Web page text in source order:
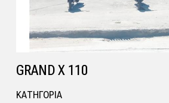
GRAND X 110
ΚΑΤΗΓΟΡΙΑ